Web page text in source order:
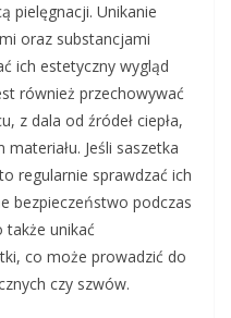
pielęgnacji. Unikanie
oraz substancjami
ich estetyczny wygląd
również przechowywać
z dala od źródeł ciepła,
Jeśli saszetka
regularnie sprawdzać ich
bezpieczeństwo podczas
także unikać
co może prowadzić do
czy szwów.